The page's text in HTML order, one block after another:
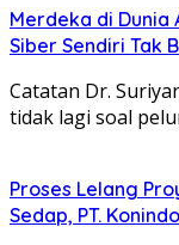
Merdeka di Dunia
Siber Sendiri Tak
Catatan Dr.
tidak lagi soal
Proses Lelang
Sedap, PT.